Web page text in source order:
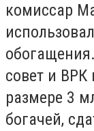
комиссар
совет и
размере 3
богачей,